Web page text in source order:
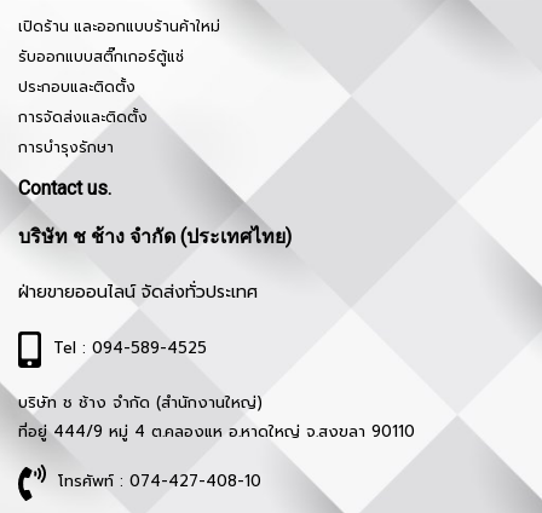
เปิดร้าน และออกแบบร้านค้าใหม่
รับออกแบบสติ๊กเกอร์ตู้แช่
ประกอบและติดตั้ง
การจัดส่งและติดตั้ง
การบำรุงรักษา
Contact us.
บริษัท ช ช้าง จำกัด (ประเทศไทย)
ฝ่ายขายออนไลน์ จัดส่งทั่วประเทศ
Tel : 094-589-4525
บริษัท ช ช้าง จำกัด (สำนักงานใหญ่)
ที่อยู่ 444/9 หมู่ 4 ต.คลองแห อ.หาดใหญ่ จ.สงขลา 90110
โทรศัพท์ : 074-427-408-10